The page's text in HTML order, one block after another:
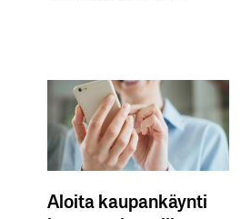
Aloita kaupankäynti